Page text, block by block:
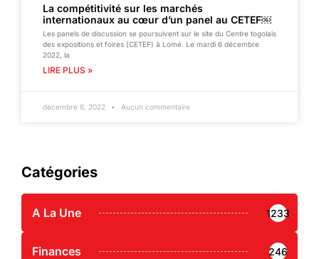
La compétitivité sur les marchés
internationaux au cœur d’un panel au CETEF￼
Les panels de discussion se poursuivent sur le site du Centre togolais
des expositions et foires (CETEF) à Lomé. Le mardi 6 décembre
2022, la
LIRE PLUS »
décembre 8, 2022 Aucun commentaire
Catégories
A La Une 1233
Finances 246